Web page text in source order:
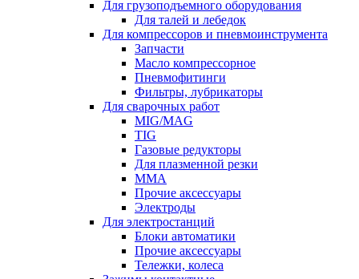
Для грузоподъемного оборудования
Для талей и лебедок
Для компрессоров и пневмоинструмента
Запчасти
Масло компрессорное
Пневмофитинги
Фильтры, лубрикаторы
Для сварочных работ
MIG/MAG
TIG
Газовые редукторы
Для плазменной резки
ММА
Прочие аксессуары
Электроды
Для электростанций
Блоки автоматики
Прочие аксессуары
Тележки, колеса